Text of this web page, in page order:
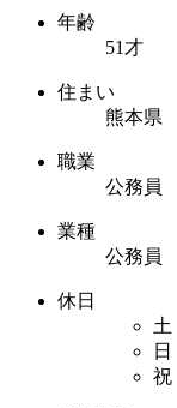
年齢
51才
住まい
熊本県
職業
公務員
業種
公務員
休日
土
日
祝